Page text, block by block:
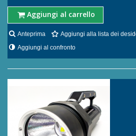
Aggiungi al carrello
Anteprima Aggiungi alla lista dei
Aggiungi al confronto